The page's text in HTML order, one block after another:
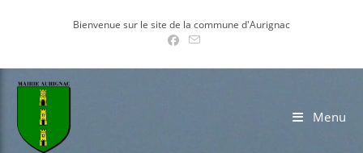
Bienvenue sur le site de la commune d'Aurignac
Menu